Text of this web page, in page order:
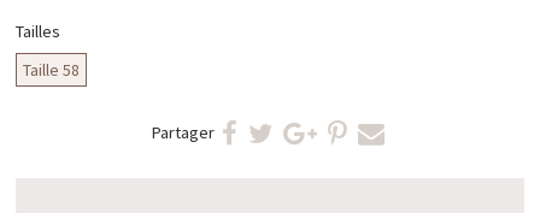
Tailles
Taille 58
Partager